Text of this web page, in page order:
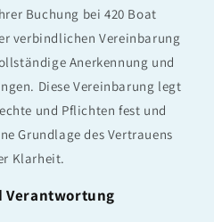
Buchung bei 420 Boat
verbindlichen Vereinbarung
Anerkennung und
Diese Vereinbarung legt
und Pflichten fest und
Grundlage des Vertrauens
Klarheit.
Verantwortung